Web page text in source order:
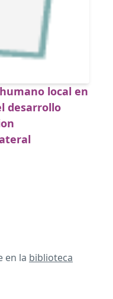
local en
desarrollo
en la biblioteca